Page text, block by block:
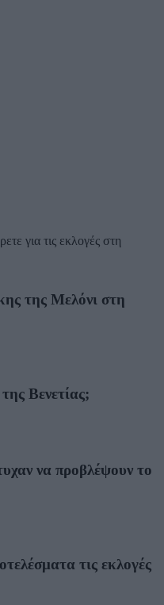
για τις εκλογές στη
της Μελόνι στη
Βενετίας;
να προβλέψουν το
τις εκλογές